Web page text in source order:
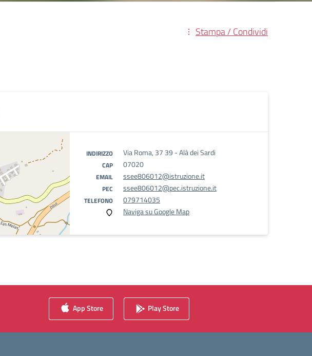
Stampa / Condividi
INDIRIZZO Via Roma, 37 39 - Alà dei Sardi
CAP 07020
EMAIL ssee806012@istruzione.it
PEC ssee806012@pec.istruzione.it
TELEFONO
079714035
Naviga su Google Map
App Store Play Store